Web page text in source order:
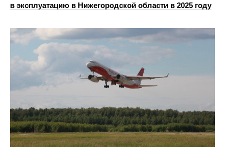
в эксплуатацию в Нижегородской области в 2025 году